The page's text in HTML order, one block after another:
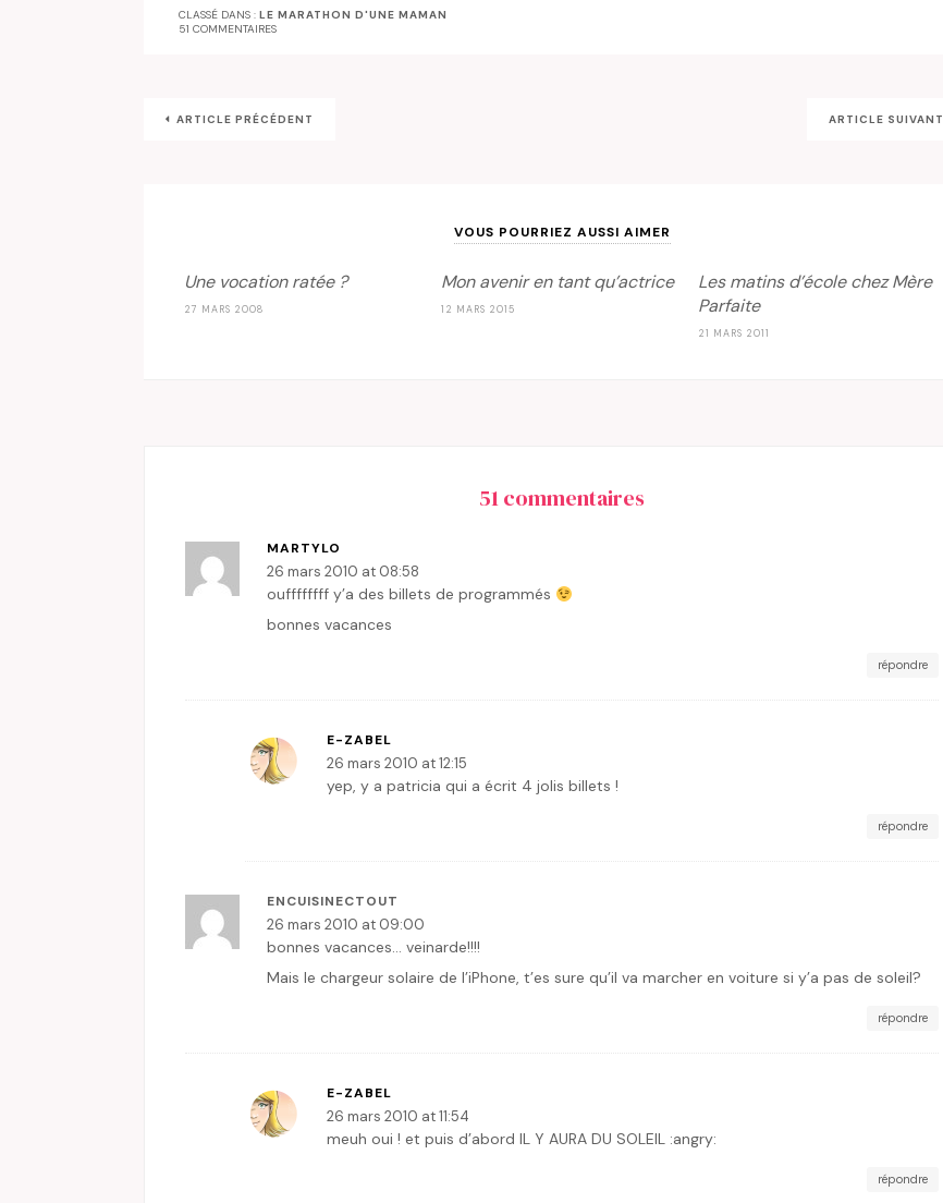
CLASSÉ DANS : LE MARATHON D'UNE MAMAN
51 COMMENTAIRES
ARTICLE PRÉCÉDENT ARTICLE SUIVANT
VOUS POURRIEZ AUSSI AIMER
Une vocation ratée ?
27 MARS 2008
Mon avenir en tant qu’actrice
12 MARS 2015
Les matins d’école chez Mère
Parfaite
21 MARS 2011
51 commentaires
MARTYLO
26 mars 2010 at 08:58
ouffffffff y’a des billets de programmés
bonnes vacances
répondre
E-ZABEL
26 mars 2010 at 12:15
yep, y a patricia qui a écrit 4 jolis billets !
répondre
ENCUISINECTOUT
26 mars 2010 at 09:00
bonnes vacances… veinarde!!!!
Mais le chargeur solaire de l’iPhone, t’es sure qu’il va marcher en voiture si y’a pas de soleil?
répondre
E-ZABEL
26 mars 2010 at 11:54
meuh oui ! et puis d’abord IL Y AURA DU SOLEIL :angry:
répondre